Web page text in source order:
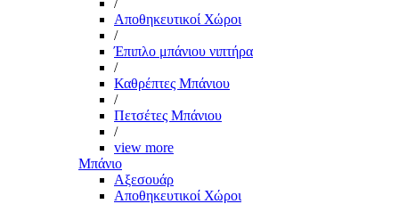
/
Αποθηκευτικοί Χώροι
/
Έπιπλο μπάνιου νιπτήρα
/
Καθρέπτες Μπάνιου
/
Πετσέτες Μπάνιου
/
view more
Μπάνιο
Αξεσουάρ
Αποθηκευτικοί Χώροι